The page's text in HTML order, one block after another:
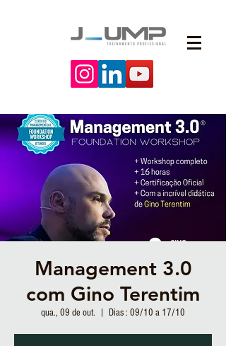
Management 3.0
com Gino Terentim
qua., 09 de out. Dias : 09/10 a 17/10